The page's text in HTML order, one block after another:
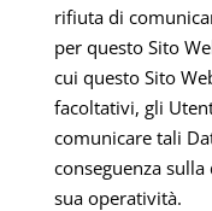
rifiuta di
per questo Sito
cui questo Sito
facoltativi, gli
comunicare tali
conseguenza
sua operatività.